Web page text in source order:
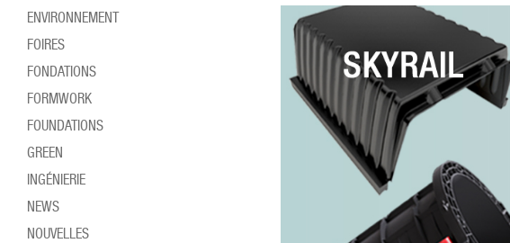
ENVIRONNEMENT
FOIRES
FONDATIONS
FORMWORK
FOUNDATIONS
GREEN
INGÉNIERIE
NEWS
NOUVELLES